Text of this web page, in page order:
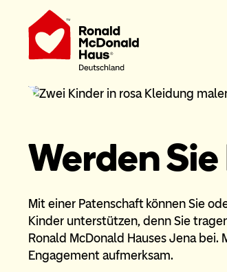
Werden
Mit einer Patenschaft können Sie
Kinder unterstützen, denn Sie
Ronald McDonald Hauses Jena
Engagement aufmerksam.